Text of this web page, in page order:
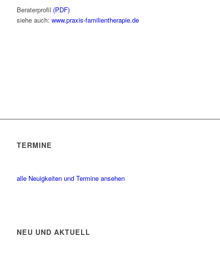
Beraterprofil (PDF)
siehe auch: www.praxis-familientherapie.de
TERMINE
alle Neuigkeiten und Termine ansehen
NEU UND AKTUELL